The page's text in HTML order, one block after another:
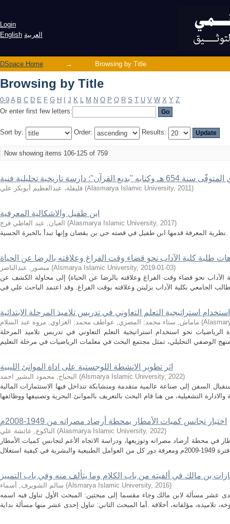
Login
English العربية
DSpace Home → Browsing by Title
Browsing by Title
0-9 A B C D E F G H J K L M N O P Q R S T U V W X Y Z
Or enter first few letters:
Sort by: Order: Results:
Now showing items 106-125 of 759
دارسة تاريخية تحليلية فنية
فليفلة، عبدالعظيم أبوبكر علي (Alasmarya Islamic University, 2011)
ابن طفيل والاشكالية المعرفية
العيان, عبد العاطي فرج (Alasmarya Islamic University, 2017)
نظرية المعرفة قدمها ابن طفيل في قصته حي بن يقضان وإنها تبدأ بالخبرة الحسية.
طلبة كلية الآداب نحو قضاء وقت الفراغ وعلاقته بالرضا عن الحياة
منصور, عبدالناصر (Alsmarya Islamic University, 2019-01-03)
الآداب نحو قضاء وقت الفراغ وعلاقته بالرضا عن الحياة) إلى محاولة الكشف عن
استراتيجية التعلم التعاوني في تدريس تلاميذ المرحلة الابتدائية
ماماش, سناء محمد; المصري, عواطف محمد; الغزاوي, مروة عبد السلام (
نحو استخدام استراتيجية التعلم التعاوني في تدريس تلاميذ المرحلة
اثر تطوير الانشطة اللوجستية على اداة الموانئ الليبية
البحباح, محمود البشير احمد (Alsmarya Islamic University, 2022)
السفن إلى صناعة عالمية متقدمة ومتشابكة تتداخل فيها الاستثمارات المالية
اختبار تجانس كميات الأمطار بمحطة أرصاد مصراته من 1949-2008م
الناكوع, عائشة علي (Alasmarya Islamic University, 2022)
في محطة أرصاد مصراته وتوزيعها، ودراسة الاتجاه الأعم لتجانس كميات الأمطار
بن مالك في ألفيته من باب الكلام وما يتألف منه وفي باب التمييز
سالم الشويرف, أسماء (Alsmarya Islamic University, 2016)
عشر مسألة لابن مالك وجاء مقسما إلى مبحثين: المبحث الأول تناول فيه اسمه